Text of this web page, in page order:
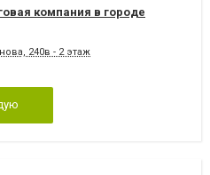
компания в городе
240в - 2 этаж